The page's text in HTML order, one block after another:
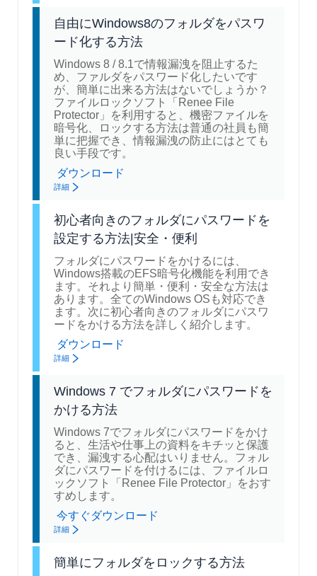
自由にWindows8のフォルダをパスワ
ード化する方法
Windows 8 / 8.1で情報漏洩を阻止するた
め、ファルダをパスワード化したいです
が、簡単に出来る方法はないでしょうか？
ファイルロックソフト「Renee File
Protector」を利用すると、機密ファイルを
暗号化、ロックする方法は普通の社員も簡
単に把握でき、情報漏洩の防止にはとても
良い手段です。
ダウンロード
詳細
初心者向きのフォルダにパスワードを
設定する方法|安全・便利
フォルダにパスワードをかけるには、
Windows搭載のEFS暗号化機能を利用でき
ます。それより簡単・便利・安全な方法は
あります。全てのWindows OSも対応でき
ます。次に初心者向きのフォルダにパスワ
ードをかける方法を詳しく紹介します。
ダウンロード
詳細
Windows 7 でフォルダにパスワードを
かける方法
Windows 7でフォルダにパスワードをかけ
ると、生活や仕事上の資料をキチッと保護
でき、漏洩する心配はいりません。フォル
ダにパスワードを付けるには、ファイルロ
ックソフト「Renee File Protector」をおす
すめします。
今すぐダウンロード
詳細
簡単にフォルダをロックする方法